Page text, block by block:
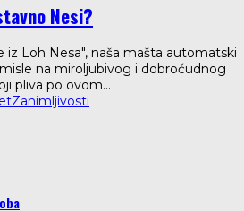
Nesi?
iz Loh Nesa", naša mašta automatski
na miroljubivog i dobroćudnog
pliva po ovom...
Zanimljivosti